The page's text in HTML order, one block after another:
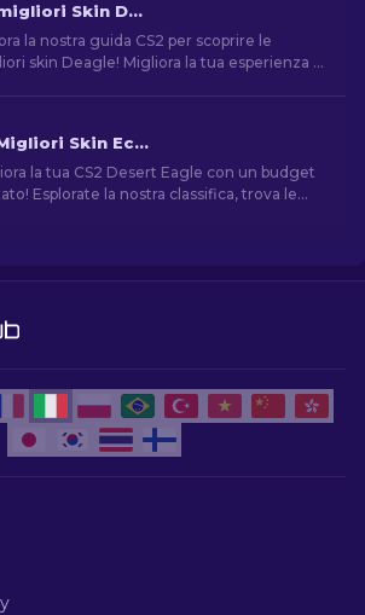
Le migliori Skin Deagle in CS2 [2026]
la nostra guida CS2 per scoprire le
skin Deagle! Migliora la tua esperienza di
Le Migliori Skin Economiche per Desert Eagle di CS2
la tua CS2 Desert Eagle con un budget
Esplorate la nostra classifica, trova le